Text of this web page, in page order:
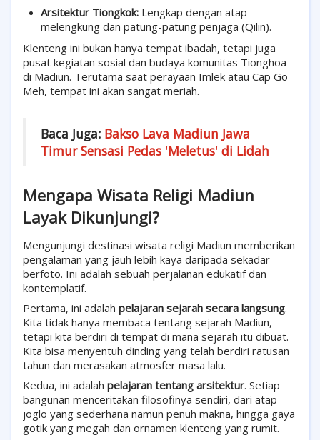
Arsitektur Tiongkok: Lengkap dengan atap
melengkung dan patung-patung penjaga (Qilin).
Klenteng ini bukan hanya tempat ibadah, tetapi juga
pusat kegiatan sosial dan budaya komunitas Tionghoa
di Madiun. Terutama saat perayaan Imlek atau Cap Go
Meh, tempat ini akan sangat meriah.
Baca Juga: Bakso Lava Madiun Jawa
Timur Sensasi Pedas 'Meletus' di Lidah
Mengapa Wisata Religi Madiun
Layak Dikunjungi?
Mengunjungi destinasi wisata religi Madiun memberikan
pengalaman yang jauh lebih kaya daripada sekadar
berfoto. Ini adalah sebuah perjalanan edukatif dan
kontemplatif.
Pertama, ini adalah pelajaran sejarah secara langsung.
Kita tidak hanya membaca tentang sejarah Madiun,
tetapi kita berdiri di tempat di mana sejarah itu dibuat.
Kita bisa menyentuh dinding yang telah berdiri ratusan
tahun dan merasakan atmosfer masa lalu.
Kedua, ini adalah pelajaran tentang arsitektur. Setiap
bangunan menceritakan filosofinya sendiri, dari atap
joglo yang sederhana namun penuh makna, hingga gaya
gotik yang megah dan ornamen klenteng yang rumit.